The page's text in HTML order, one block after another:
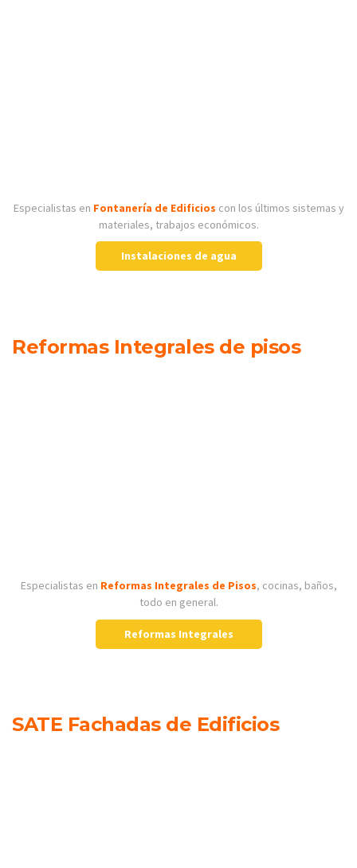
Especialistas en Fontanería de Edificios con los últimos sistemas y
materiales, trabajos económicos.
Instalaciones de agua
Reformas Integrales de pisos
Especialistas en Reformas Integrales de Pisos, cocinas, baños,
todo en general.
Reformas Integrales
SATE Fachadas de Edificios